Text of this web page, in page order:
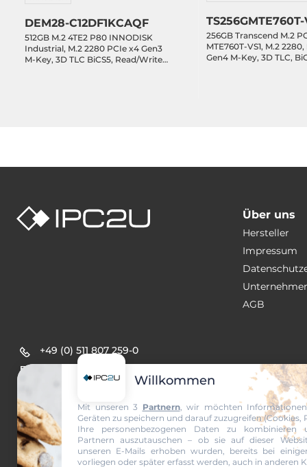
DEM28-C12DF1KCAQF
512GB M.2 4TE2 P80 INNODISK
Industrial, M.2 2280 PCIe x4 Gen3
M-Key, 3D TLC BiCS5, Read/Write
TS256GMTE760T-
256GB Transcend M.2
MTE760T-VS1, M.2
Gen4 M-Key, 3D TLC,
+49 (0) 511 807 259-0
Über uns
Hersteller
Impressum
AGB
Willkommen
Mit unseren 3 Partnern, wir möchten
Geräten zu speichern und darauf zuzugreifen (Cookies,
Ihre personenbezogenen Daten zu kombinieren
Partnern auszutauschen – ob sie auf dieser
unseren E-Mails erhoben wurden, bereits bei
vorliegen oder später erfasst werden, auch in anderen